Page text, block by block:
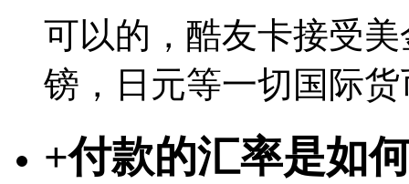
可以的，酷友卡接受
镑，日元等一切国际
+付款的汇率是如